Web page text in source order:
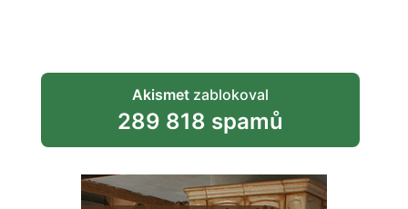
Akismetzablokoval
289 818 spamů